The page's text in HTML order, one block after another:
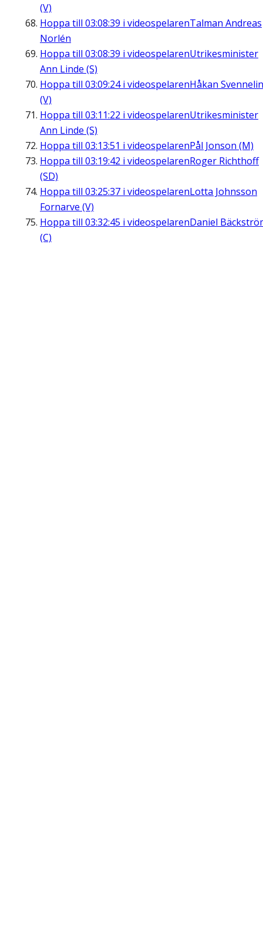
(V)
Hoppa till 03:08:39 i videospelarenTalman Andreas
Norlén
Hoppa till 03:08:39 i videospelarenUtrikesminister
Ann Linde (S)
Hoppa till 03:09:24i videospelarenHåkan
(V)
Hoppa till 03:11:22 i videospelarenUtrikesminister
Ann Linde (S)
Hoppa till 03:13:51 i videospelarenPål Jonson (M)
Hoppa till 03:19:42 i videospelarenRoger Richthoff
(SD)
Hoppa till 03:25:37 i videospelarenLotta Johnsson
Fornarve (V)
Hoppa till 03:32:45 i videospelarenDaniel
(C)